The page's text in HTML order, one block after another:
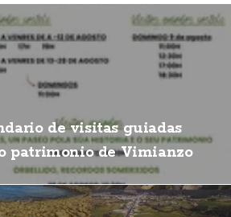
de visitas guiadas
patrimonio de Vimianzo